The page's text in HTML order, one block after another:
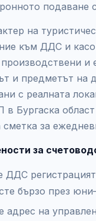
подаване
на
към ДДС и
и
и предметът на
с реалната
Бургаска
сметка за
за
ДДС
бързо през
адрес на